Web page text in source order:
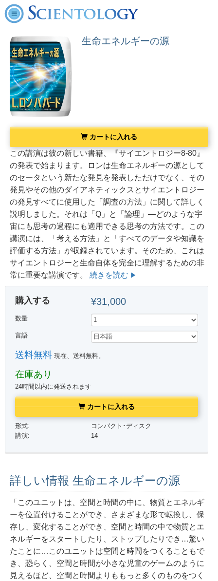
生命エネルギーの源
カートに入れる
この講演は彼の新しい書籍、『サイエントロジー8-80』
の発表で始まります。ロンは生命エネルギーの源として
のセータという新たな発見を発表しただけでなく、その
発見やその他のダイアネティックスとサイエントロジー
の発見すべてに使用した「調査の方法」に関して詳しく
説明しました。それは「Q」と「論理」―どのような宇
宙にも思考の過程にも適用できる思考の方法です。
この
講演には、「考える方法」と「すべてのデータや知識を
評価する方法」が収録されています。そのため、これは
サイエントロジーと生命自体を完全に理解するための非
常に重要な講演です。
続きを読む
購入する ¥31,000
数量
言語
送料無料現在、送料無料。
在庫あり
24時間以内に発送されます
カートに入れる
形式:
コンパクト･ディスク
講演:
14
詳しい情報 生命エネルギーの源
「このユニットは、空間と時間の中に、物質とエネルギ
ーを位置付けることができ、さまざまな形で転換し、保
存し、変化することができ、空間と時間の中で物質とエ
ネルギーをスタートしたり、ストップしたりでき…驚い
たことに…このユニットは空間と時間をつくることもで
き、 恐らく、空間と時間が小さな児童のゲームのように
見えるほど、空間と時間よりももっと多くのものをつく